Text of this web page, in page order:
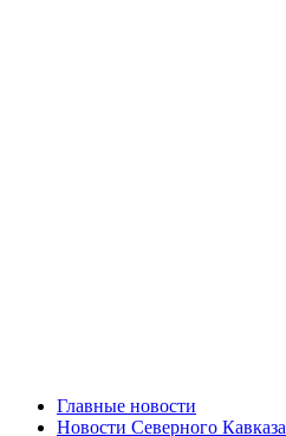
Главные новости
Новости Северного Кавказа